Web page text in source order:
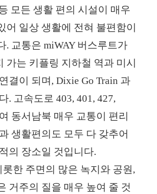
모든 생활 편의 시설이 매우
어 일상 생활에 전혀 불편함이
. 교통은 miWAY 버스루트가
가는 키플링 지하철 역과 미시
결이 되며, Dixie Go Train 과
. 고속도로 403, 401, 427,
동서남북 매우 교통이 편리
생활편의도 모두 다 갖추어
의 장소일 것입니다.
롯한 주면의 많은 녹지와 공원,
거주의 질을 매우 높여 줄 것